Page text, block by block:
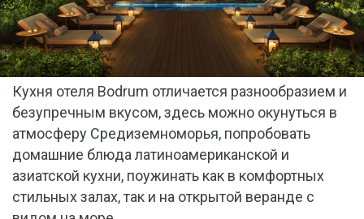
Кухня отеля Bodrum отличается разнообразием и
безупречным вкусом, здесь можно окунуться в
атмосферу Средиземноморья, попробовать
домашние блюда латиноамериканской и
азиатской кухни, поужинать как в комфортных
стильных залах, так и на открытой веранде с